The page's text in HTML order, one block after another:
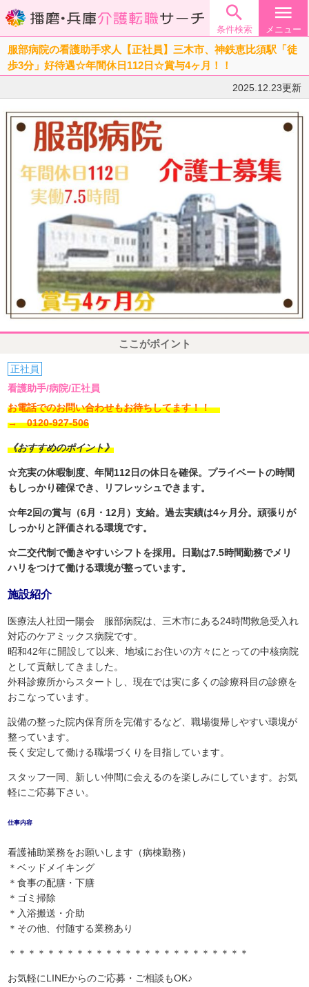

条件検索
menu
メニュー
服部病院の看護助手求人【正社員】三木市、神鉄恵比須駅「徒
歩3分」好待遇☆年間休日112日☆賞与4ヶ月！！
2025.12.23更新
ここがポイント
正社員
看護助手/病院/正社員
お電話でのお問い合わせもお待ちしてます！！
→ 0120-927-506
《おすすめのポイント》
☆充実の休暇制度、年間112日の休日を確保。プライベートの時間
もしっかり確保でき、リフレッシュできます。
☆年2回の賞与（6月・12月）支給。過去実績は4ヶ月分。頑張りが
しっかりと評価される環境です。
☆二交代制で働きやすいシフトを採用。日勤は7.5時間勤務でメリ
ハリをつけて働ける環境が整っています。
施設紹介
医療法人社団一陽会 服部病院は、三木市にある24時間救急受入れ
対応のケアミックス病院です。
昭和42年に開設して以来、地域にお住いの方々にとっての中核病院
として貢献してきました。
外科診療所からスタートし、現在では実に多くの診療科目の診療を
おこなっています。
設備の整った院内保育所を完備するなど、職場復帰しやすい環境が
整っています。
長く安定して働ける職場づくりを目指しています。
スタッフ一同、新しい仲間に会えるのを楽しみにしています。お気
軽にご応募下さい。
仕事内容
看護補助業務をお願いします（病棟勤務）
＊ベッドメイキング
＊食事の配膳・下膳
＊ゴミ掃除
＊入浴搬送・介助
＊その他、付随する業務あり
＊＊＊＊＊＊＊＊＊＊＊＊＊＊＊＊＊＊＊＊＊＊＊＊＊
お気軽にLINEからのご応募・ご相談もOK♪